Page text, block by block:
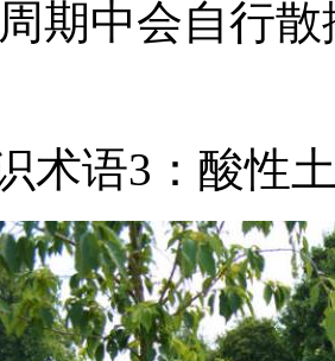
期中会自行
术语3：酸性